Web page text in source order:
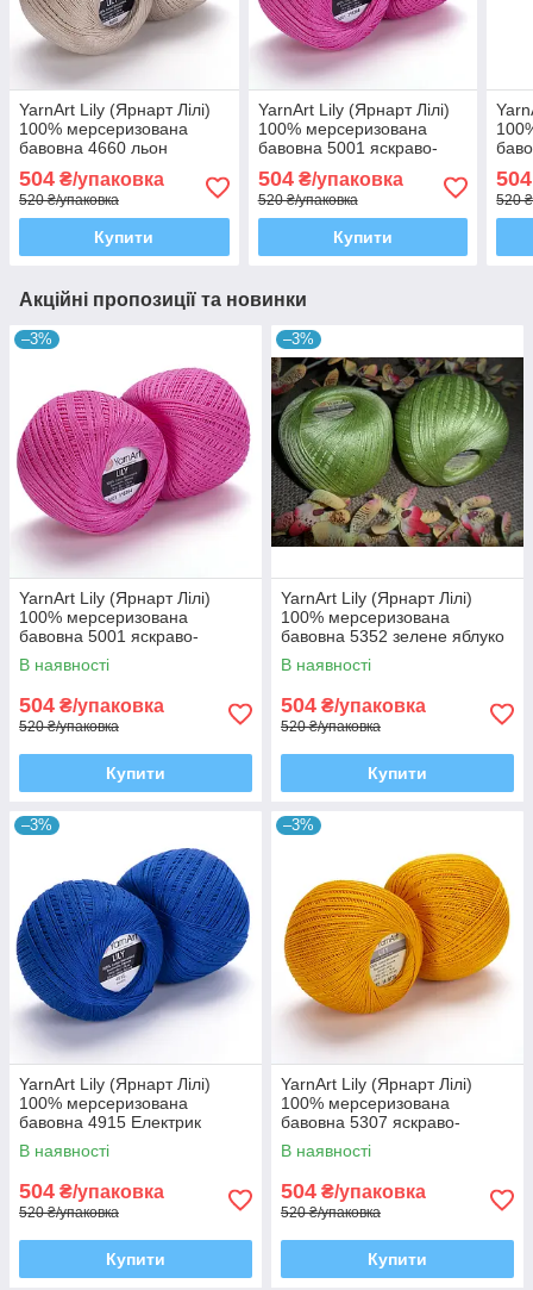
YarnArt Lily (Ярнарт Лілі)
100% мерсеризована
бавовна 4660 льон
504 ₴/упаковка
520 ₴/упаковка
Купити
YarnArt Lily (Ярнарт Лілі)
100% мерсеризована
бавовна 5001 яскраво-
рожева
504₴/упаковка
520 ₴/упаковка
Купити
504
520
Акційні пропозиції та новинки
–3%
YarnArt Lily (Ярнарт Лілі)
100% мерсеризована
бавовна 5001 яскраво-
рожева
В наявності
504 ₴/упаковка
520 ₴/упаковка
Купити
–3%
YarnArt Lily (Ярнарт Лілі)
100% мерсеризована
бавовна 5352 зелене яблуко
В наявності
504 ₴/упаковка
520 ₴/упаковка
Купити
–3%
YarnArt Lily (Ярнарт Лілі)
100% мерсеризована
бавовна 4915 Електрик
В наявності
504 ₴/упаковка
520 ₴/упаковка
Купити
–3%
YarnArt Lily (Ярнарт Лілі)
100% мерсеризована
бавовна 5307 яскраво-
жовтий
В наявності
504 ₴/упаковка
520 ₴/упаковка
Купити